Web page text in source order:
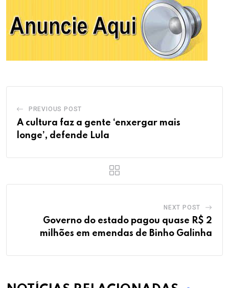
PREVIOUS POST
A cultura faz a gente ‘enxergar mais
longe’, defende Lula
NEXT POST
Governo do estado pagou quase R$ 2
milhões em emendas de Binho Galinha